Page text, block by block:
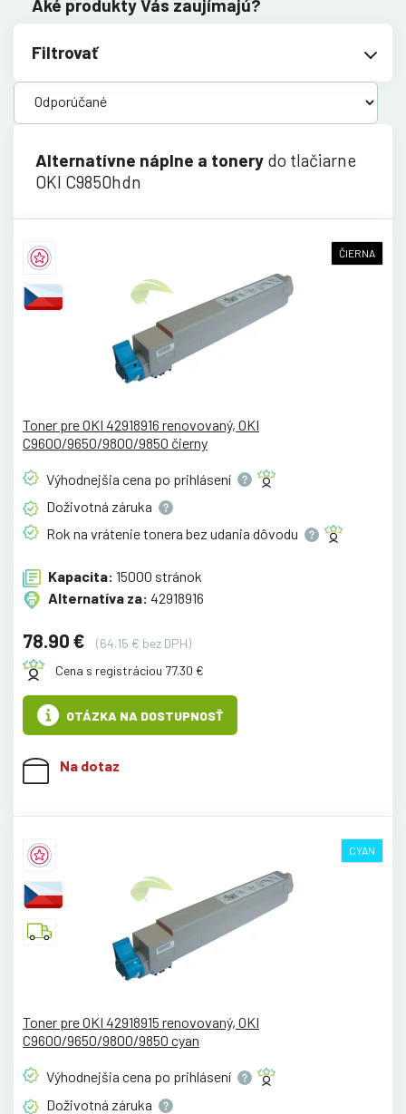
Aké produkty Vás zaujímajú?
Filtrovať
Alternatívne náplne a tonery do tlačiarne
OKI C9850hdn
ČIERNA
Toner pre OKI 42918916 renovovaný, OKI
C9600/9650/9800/9850 čierny
Výhodnejšia cena po prihlásení
Doživotná záruka
Rok na vrátenie tonera bez udania dôvodu
Kapacita: 15000 stránok
Alternatíva za: 42918916
78.90 €
(64.15 € bez DPH)
Cena s registráciou 77.30 €
OTÁZKA NA DOSTUPNOSŤ
Na dotaz
CYAN
Toner pre OKI 42918915 renovovaný, OKI
C9600/9650/9800/9850 cyan
Výhodnejšia cena po prihlásení
Doživotná záruka